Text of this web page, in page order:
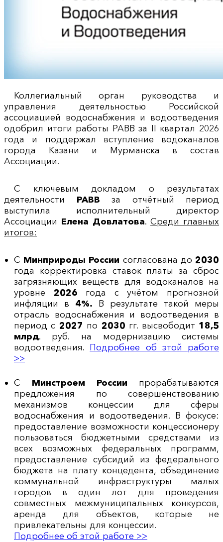
Коллегиальный орган руководства и
управления деятельностью Российской
ассоциацией водоснабжения и водоотведения
одобрил итоги работы РАВВ за II квартал 2026
года и поддержал вступление водоканалов
города Казани и Мурманска в состав
Ассоциации.
С ключевым докладом о результатах
деятельности РАВВ за отчётный период
выступила исполнительный директор
Ассоциации Елена Довлатова. Среди главных
итогов:
С Минприроды России согласована до2030
года корректировка ставок платы за сброс
загрязняющих веществ для водоканалов на
уровне 2026 года с учётом прогнозной
инфляции в 4%. В результате такой меры
отрасль водоснабжения и водоотведения в
период с 2027 по 2030 гг. высвободит 18,5
млрд. руб. на модернизацию системы
водоотведения. Подробнее об этой работе
>>
С Минстроем России прорабатываются
предложения по совершенствованию
механизмов концессии для сферы
водоснабжения и водоотведения. В фокусе:
предоставление возможности концессионеру
пользоваться бюджетными средствами из
всех возможных федеральных программ,
предоставление субсидий из федерального
бюджета на плату концедента, объединение
коммунальной инфраструктуры малых
городов в один лот для проведения
совместных межмуниципальных конкурсов,
аренда для объектов, которые не
привлекательны для концессии.
Подробнее об этой работе >>